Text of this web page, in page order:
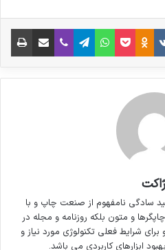
اصلی و جوابگوی
موجود طراحی اساسا
‫VKontakte
‫Odnoklassniki
پاکتواتس آپ تلگراموایبر اشتراک گذاری از طریق ایمیل
سادگی نامفهوم از صنعت چاپ و با
و متون بلکه روزنامه و مجله در
شرایط فعلی تکنولوژی مورد نیاز و
ابزارهای کاربردی می باشد.